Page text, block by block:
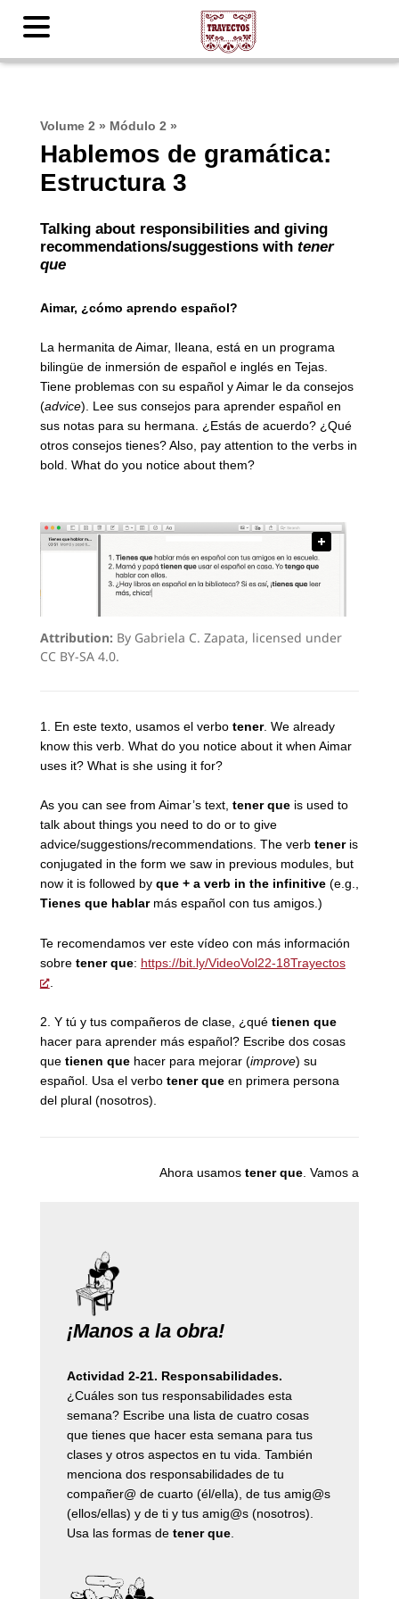
Volume 2 » Módulo 2 »
Hablemos de gramática:
Estructura 3
Talking about responsibilities and giving
recommendations/suggestions with tener
que
Aimar, ¿cómo aprendo español?
La hermanita de Aimar, Ileana, está en un programa
bilingüe de inmersión de español e inglés en Tejas.
Tiene problemas con su español y Aimar le da consejos
(advice). Lee sus consejos para aprender español en
sus notas para su hermana. ¿Estás de acuerdo? ¿Qué
otros consejos tienes? Also, pay attention to the verbs in
bold. What do you notice about them?
Attribution: By Gabriela C. Zapata, licensed under
CC BY-SA 4.0.
1. En este texto, usamos el verbo tener. We already
know this verb. What do you notice about it when Aimar
uses it? What is she using it for?
As you can see from Aimar’s text, tener queis used to
talk about things you need to do or to give
advice/suggestions/recommendations. The verb teneris
conjugated in the form we saw in previous modules, but
now it is followed by que + a verb in the infinitive (e.g.,
Tienes que hablarmás español con tus amigos.)
Te recomendamos ver este vídeo con más información
sobre tener que: https://bit.ly/VideoVol22-18Trayectos
.
2. Y tú y tus compañeros de clase, ¿qué tienen que
hacer para aprender más español? Escribe dos cosas
que tienen quehacer para mejorar (improve) su
español. Usa el verbo tener queen primera persona
del plural (nosotros).
Ahora usamostener que . Vamos a
¡Manos a la obra!
Actividad 2-21. Responsabilidades.
¿Cuáles son tus responsabilidades esta
semana? Escribe una lista de cuatro cosas
que tienes que hacer esta semana para tus
clases y otros aspectos en tu vida. También
menciona dos responsabilidades de tu
compañer@ de cuarto (él/ella), de tus amig@s
(ellos/ellas) y de ti y tus amig@s (nosotros).
Usa las formas de tener que.